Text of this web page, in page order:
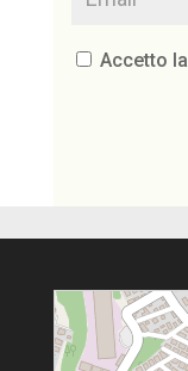
Accetto la